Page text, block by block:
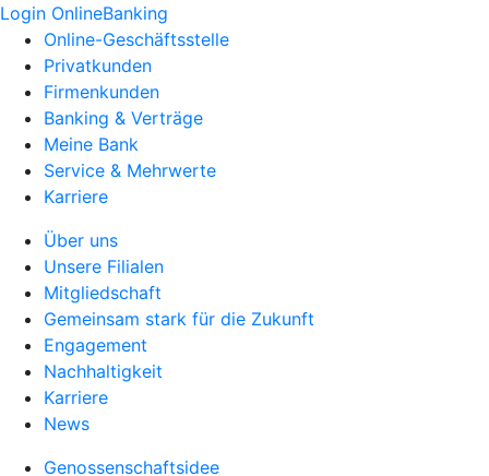
Login OnlineBanking
Online-Geschäftsstelle
Privatkunden
Firmenkunden
Banking & Verträge
Meine Bank
Service & Mehrwerte
Karriere
Über uns
Unsere Filialen
Mitgliedschaft
Gemeinsam stark für die Zukunft
Engagement
Nachhaltigkeit
Karriere
News
Genossenschaftsidee